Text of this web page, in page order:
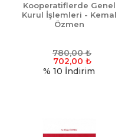
Kooperatiflerde Genel
Kurul İşlemleri - Kemal
Özmen
780,00₺
702,00 ₺
% 10 İndirim